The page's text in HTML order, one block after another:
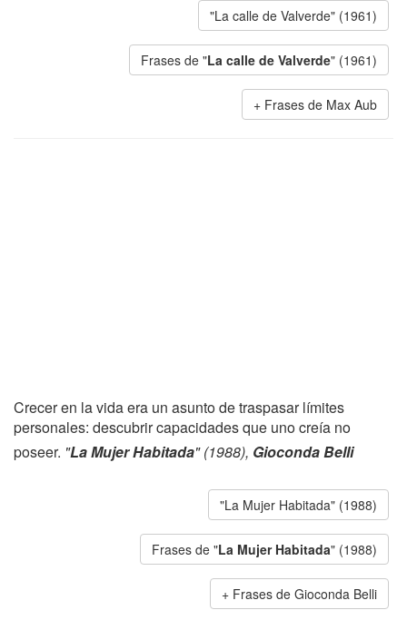
"La calle de Valverde" (1961)
Frases de "La calle de Valverde" (1961)
Frases de Max Aub
Crecer en la vida era un asunto de traspasar límites
personales: descubrir capacidades que uno creía no
poseer. "La Mujer Habitada" (1988), Gioconda Belli
"La Mujer Habitada" (1988)
Frases de "La Mujer Habitada" (1988)
Frases de Gioconda Belli